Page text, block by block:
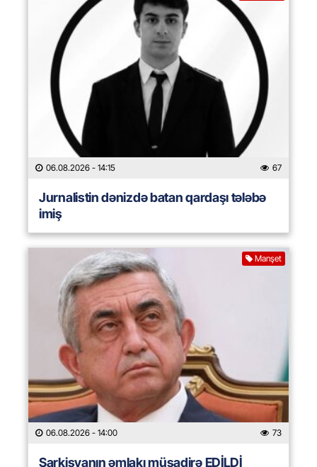
06.08.2026 - 14:15 67
Jurnalistin dənizdə batan qardaşı tələbə
imiş
Manşet
06.08.2026 - 14:00 73
Sarkisyanın əmlakı müsadirə EDİLDİ